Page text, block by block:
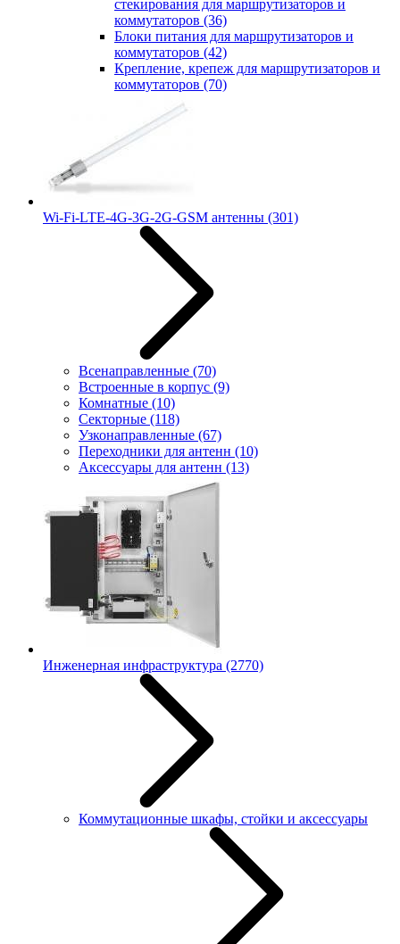
стекирования для маршрутизаторов и
коммутаторов (36)
Блоки питания для маршрутизаторов и
коммутаторов (42)
Крепление, крепеж для маршрутизаторов и
коммутаторов (70)
Wi-Fi-LTE-4G-3G-2G-GSM антенны (301)
Всенаправленные (70)
Встроенные в корпус (9)
Комнатные (10)
Секторные (118)
Узконаправленные (67)
Переходники для антенн (10)
Аксессуары для антенн (13)
Инженерная инфраструктура (2770)
Коммутационные шкафы, стойки и аксессуары